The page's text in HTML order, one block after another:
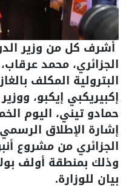
كل من وزير
محمد عرقاب،
المكلف
إيكبو، ووزير
تيني، اليوم
الإطلاق الرسمي
من مشروع
بمنطقة أولف
للوزارة.